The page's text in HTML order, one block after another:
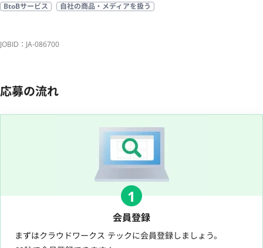
BtoBサービス
自社の商品・メディアを扱う
JOBID：JA-086700
応募の流れ
1
会員登録
まずはクラウドワークス テックに会員登録しましょう。